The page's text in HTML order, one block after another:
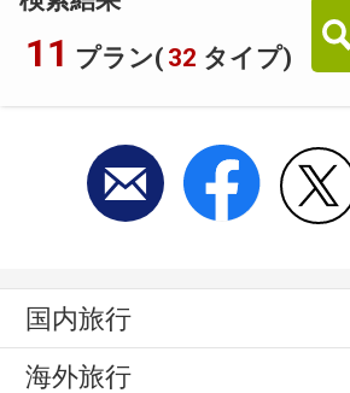
11 プラン( 32 タイプ)
国内旅行
海外旅行